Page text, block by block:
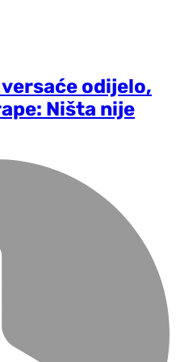
odijelo,
Ništa nije